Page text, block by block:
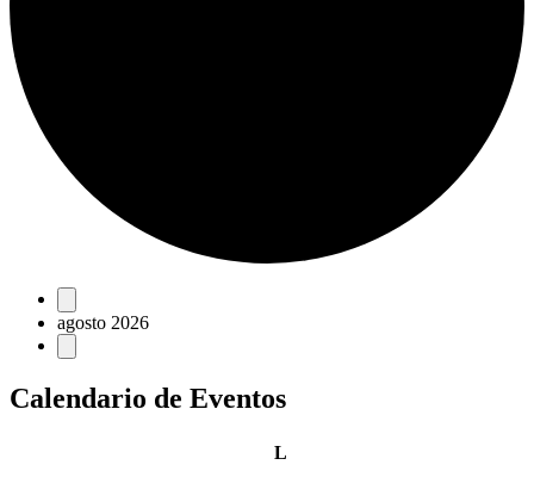
Eventos
agosto 2026
Calendario de Eventos
Llunes